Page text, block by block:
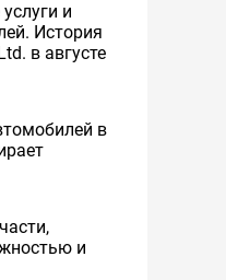
и
История
в августе
в
и